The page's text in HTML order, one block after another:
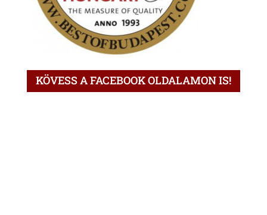
KÖVESS A FACEBOOK OLDALAMON IS!